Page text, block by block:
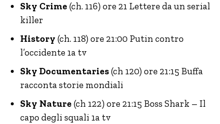
Sky Crime (ch. 116) ore 21 Lettere da un serial
killer
History (ch. 118) ore 21:00 Putin contro
l’occidente 1a tv
Sky Documentaries(ch 120) ore 21:15 Buffa
racconta storie mondiali
Sky Nature (ch 122) ore 21:15 Boss Shark – Il
capo degli squali 1a tv